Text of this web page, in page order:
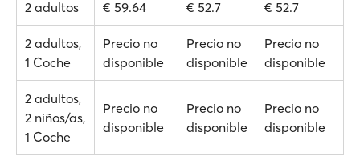
2 adultos € 59.64 € 52.7 € 52.7
2 adultos,
1 Coche
Precio no
disponible
Precio no
disponible
Precio no
disponible
2 adultos,
2 niños/as,
1 Coche
Precio no
disponible
Precio no
disponible
Precio no
disponible